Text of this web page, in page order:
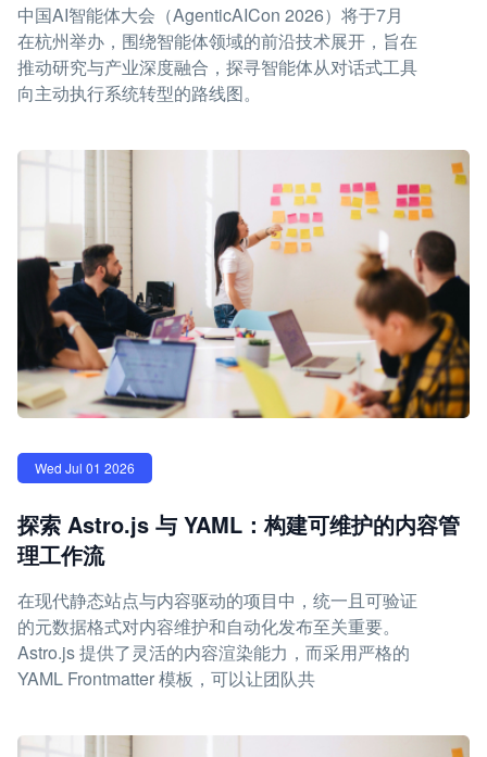
中国AI智能体大会（AgenticAICon 2026）将于7月
在杭州举办，围绕智能体领域的前沿技术展开，旨在
推动研究与产业深度融合，探寻智能体从对话式工具
向主动执行系统转型的路线图。
Wed Jul 01 2026
探索 Astro.js 与 YAML：构建可维护的内容管
理工作流
在现代静态站点与内容驱动的项目中，统一且可验证
的元数据格式对内容维护和自动化发布至关重要。
Astro.js 提供了灵活的内容渲染能力，而采用严格的
YAML Frontmatter 模板，可以让团队共